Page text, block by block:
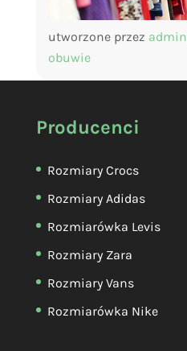
utworzone przez admin
obuwie
Producenci
Rozmiary Crocs
Rozmiary Adidas
Rozmiarówka Levis
Rozmiary Zara
Rozmiary Vans
Rozmiarówka Nike